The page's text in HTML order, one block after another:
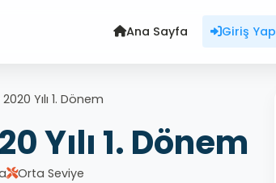
Ana Sayfa Giriş Yap
Yılı 1. Dönem
Yılı 1. Dönem
Orta Seviye